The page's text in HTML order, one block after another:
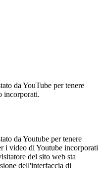
da YouTube per tenere
incorporati.
da Youtube per tenere
i video di Youtube incorporati
del sito web sta
dell'interfaccia di